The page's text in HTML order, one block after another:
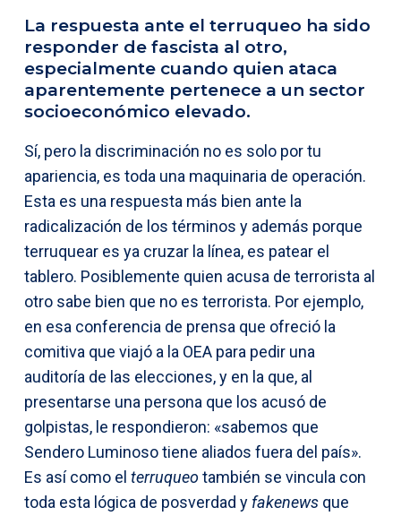
La respuesta ante el terruqueo ha sido
responder de fascista al otro,
especialmente cuando quien ataca
aparentemente pertenece a un sector
socioeconómico elevado.
Sí, pero la discriminación no es solo por tu
apariencia, es toda una maquinaria de operación.
Esta es una respuesta más bien ante la
radicalización de los términos y además porque
terruquear es ya cruzar la línea, es patear el
tablero. Posiblemente quien acusa de terrorista al
otro sabe bien que no es terrorista. Por ejemplo,
en esa conferencia de prensa que ofreció la
comitiva que viajó a la OEA para pedir una
auditoría de las elecciones, y en la que, al
presentarse una persona que los acusó de
golpistas, le respondieron: «sabemos que
Sendero Luminoso tiene aliados fuera del país».
Es así como el terruqueotambién se vincula con
toda esta lógica de posverdad y fakenews que